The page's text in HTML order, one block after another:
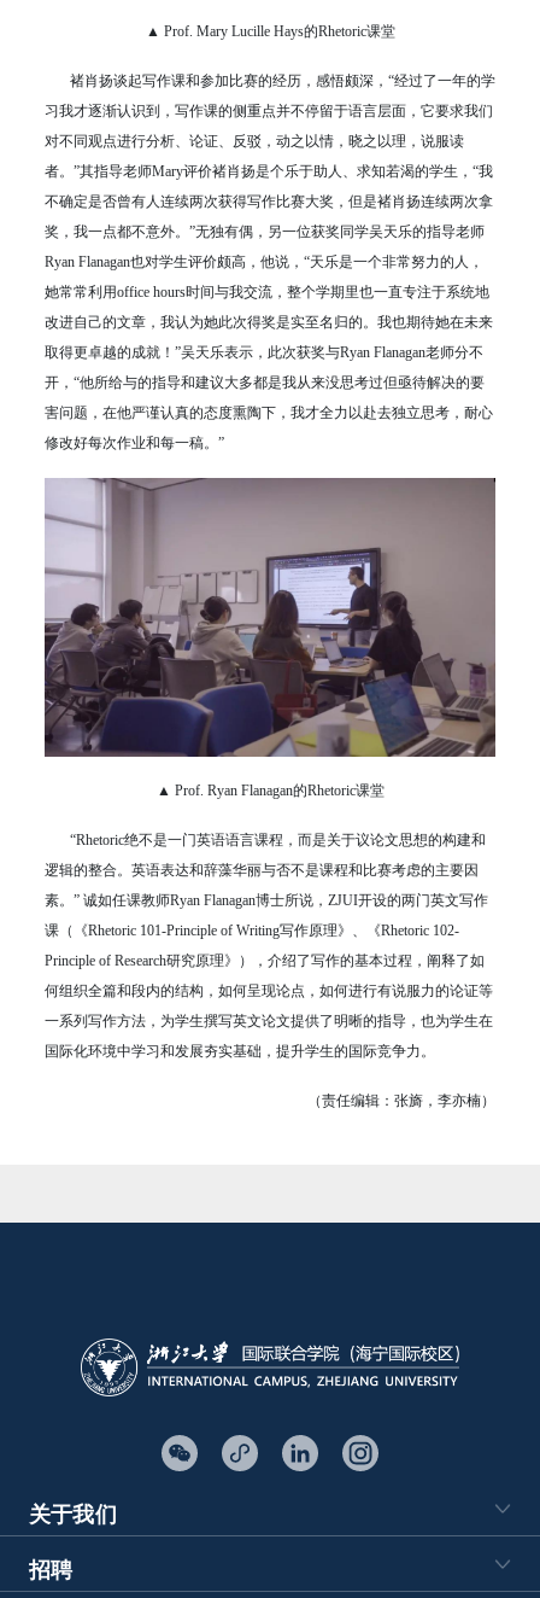
▲ Prof. Mary Lucille Hays的Rhetoric课堂
褚肖扬谈起写作课和参加比赛的经历，感悟颇深，“经过了一年的学
习我才逐渐认识到，写作课的侧重点并不停留于语言层面，它要求我们
对不同观点进行分析、论证、反驳，动之以情，晓之以理，说服读
者。”其指导老师Mary评价褚肖扬是个乐于助人、求知若渴的学生，“我
不确定是否曾有人连续两次获得写作比赛大奖，但是褚肖扬连续两次拿
奖，我一点都不意外。”无独有偶，另一位获奖同学吴天乐的指导老师
Ryan Flanagan也对学生评价颇高，他说，“天乐是一个非常努力的人，
她常常利用office hours时间与我交流，整个学期里也一直专注于系统地
改进自己的文章，我认为她此次得奖是实至名归的。我也期待她在未来
取得更卓越的成就！”吴天乐表示，此次获奖与Ryan Flanagan老师分不
开，“他所给与的指导和建议大多都是我从来没思考过但亟待解决的要
害问题，在他严谨认真的态度熏陶下，我才全力以赴去独立思考，耐心
修改好每次作业和每一稿。”
▲ Prof. Ryan Flanagan的Rhetoric课堂
“Rhetoric绝不是一门英语语言课程，而是关于议论文思想的构建和
逻辑的整合。英语表达和辞藻华丽与否不是课程和比赛考虑的主要因
素。” 诚如任课教师Ryan Flanagan博士所说，ZJUI开设的两门英文写作
课（《Rhetoric 101-Principle of Writing写作原理》、《Rhetoric 102-
Principle of Research研究原理》），介绍了写作的基本过程，阐释了如
何组织全篇和段内的结构，如何呈现论点，如何进行有说服力的论证等
一系列写作方法，为学生撰写英文论文提供了明晰的指导，也为学生在
国际化环境中学习和发展夯实基础，提升学生的国际竞争力。
（责任编辑：张旖，李亦楠）
关于我们
招聘